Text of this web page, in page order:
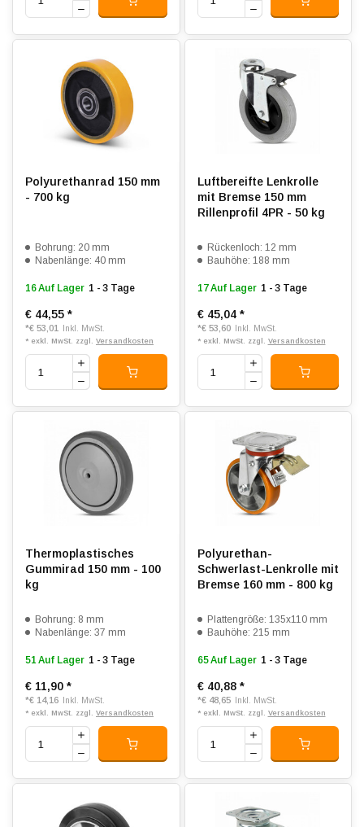
Polyurethanrad 150 mm
- 700 kg
Bohrung: 20 mm
Nabenlänge: 40 mm
16 Auf Lager 1 - 3 Tage
€ 44,55 *
*€ 53,01 Inkl. MwSt.
* exkl. MwSt. zzgl. Versandkosten
Luftbereifte Lenkrolle
mit Bremse 150 mm
Rillenprofil 4PR - 50 kg
Rückenloch: 12 mm
Bauhöhe: 188 mm
17 Auf Lager 1 - 3 Tage
€ 45,04 *
*€ 53,60 Inkl. MwSt.
* exkl. MwSt. zzgl. Versandkosten
Thermoplastisches
Gummirad 150 mm - 100
kg
Bohrung: 8 mm
Nabenlänge: 37 mm
51 Auf Lager 1 - 3 Tage
€ 11,90 *
*€ 14,16 Inkl. MwSt.
* exkl. MwSt. zzgl. Versandkosten
Polyurethan-
Schwerlast-Lenkrolle mit
Bremse 160 mm - 800 kg
Plattengröße: 135x110 mm
Bauhöhe: 215 mm
65 Auf Lager 1 - 3 Tage
€ 40,88 *
*€ 48,65 Inkl. MwSt.
* exkl. MwSt. zzgl. Versandkosten